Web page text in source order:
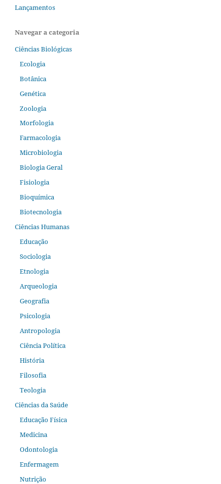
Lançamentos
Navegar a categoria
Ciências Biológicas
Ecologia
Botânica
Genética
Zoologia
Morfologia
Farmacologia
Microbiologia
Biologia Geral
Fisiologia
Bioquímica
Biotecnologia
Ciências Humanas
Educação
Sociologia
Etnologia
Arqueologia
Geografia
Psicologia
Antropologia
Ciência Política
História
Filosofia
Teologia
Ciências da Saúde
Educação Física
Medicina
Odontologia
Enfermagem
Nutrição